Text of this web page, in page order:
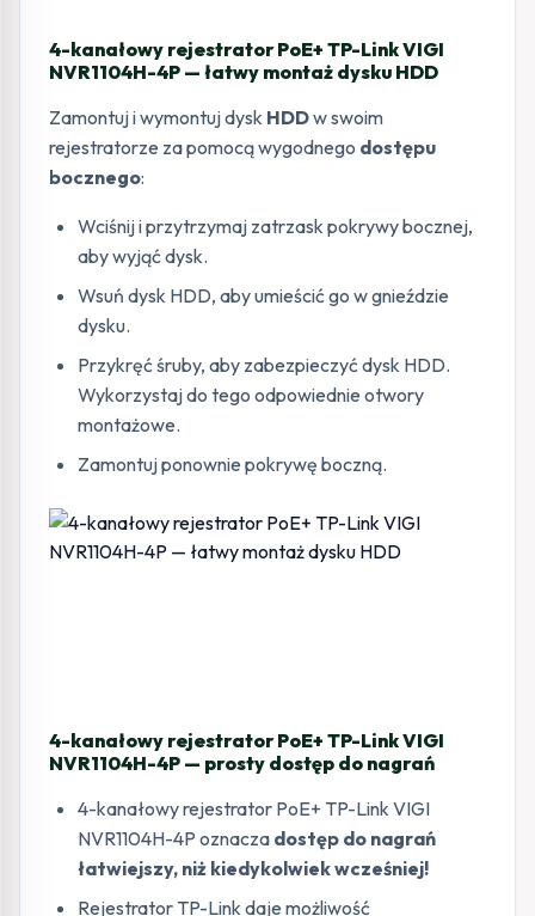
4-kanałowy rejestrator PoE+ TP-Link VIGI
NVR1104H-4P — łatwy montaż dysku HDD
Zamontuj i wymontuj dysk HDDw swoim
rejestratorze za pomocą wygodnego dostępu
bocznego:
Wciśnij i przytrzymaj zatrzask pokrywy bocznej,
aby wyjąć dysk.
Wsuń dysk HDD, aby umieścić go w gnieździe
dysku.
Przykręć śruby, aby zabezpieczyć dysk HDD.
Wykorzystaj do tego odpowiednie otwory
montażowe.
Zamontuj ponownie pokrywę boczną.
4-kanałowy rejestrator PoE+ TP-Link VIGI
NVR1104H-4P — prosty dostęp do nagrań
4-kanałowy rejestrator PoE+ TP-Link VIGI
NVR1104H-4P oznacza dostęp do nagrań
łatwiejszy, niż kiedykolwiek wcześniej!
Rejestrator TP-Link daje możliwość